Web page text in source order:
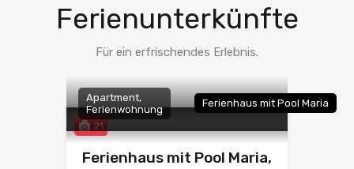
FerienunterkünfteFerienunterkünfte38
Ferienunterkünfte
Ferienunterkünfte
Für ein erfrischendes Erlebnis.
21
Apartment,
Ferienwohnung
Ferienhaus mit Pool Maria
Ferienhaus mit Pool Maria,